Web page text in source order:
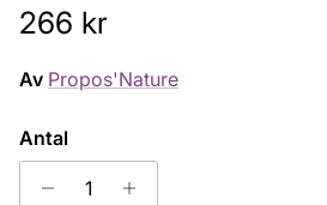
Ordinarie pris
266 kr
Av Propos'Nature
Antal